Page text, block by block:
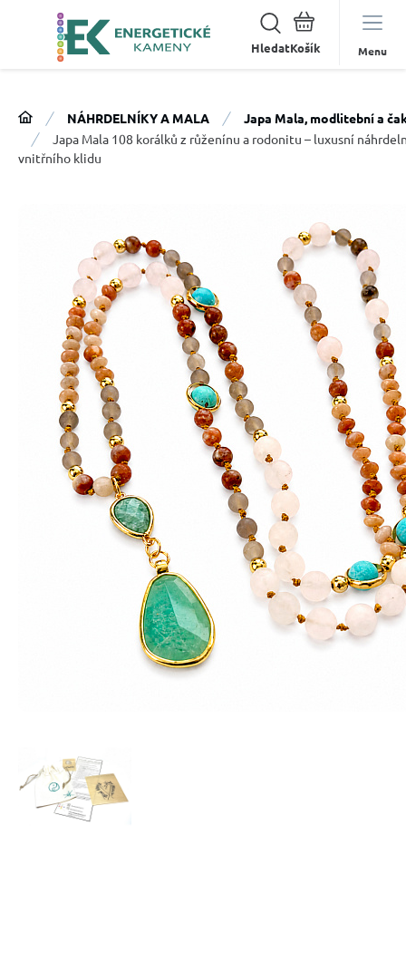
Hledat Menu
NÁHRDELNÍKY A MALA
Japa Mala, modlitební a
Japa Mala 108 korálků z růženínu a rodonitu – luxusní
vnitřního klidu